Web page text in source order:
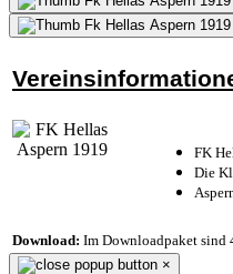
FK
Die
Download: Im Downloadpaket sind
×